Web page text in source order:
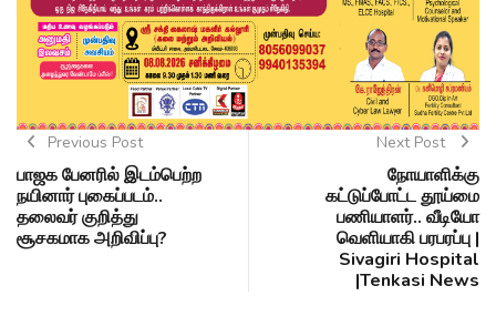
Previous Post
பாஜக பேனரில் இடம்பெற்ற
நயினார் புகைப்படம்..
தலைவர் குறித்து
சூசகமாக அறிவிப்பு?
Next Post
நோயாளிக்கு
கட்டுப்போட்ட தூய்மை
பணியாளர்.. வீடியோ
வெளியாகி பரபரப்பு |
Sivagiri Hospital
|Tenkasi News